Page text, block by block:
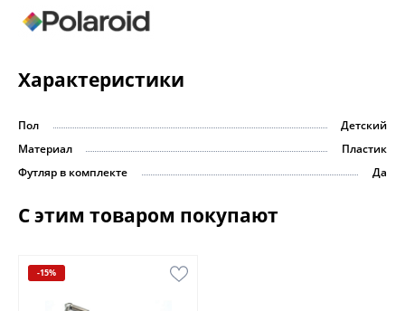
Характеристики
Пол
Детский
Материал
Пластик
Футляр в комплекте
Да
С этим товаром покупают
-15%